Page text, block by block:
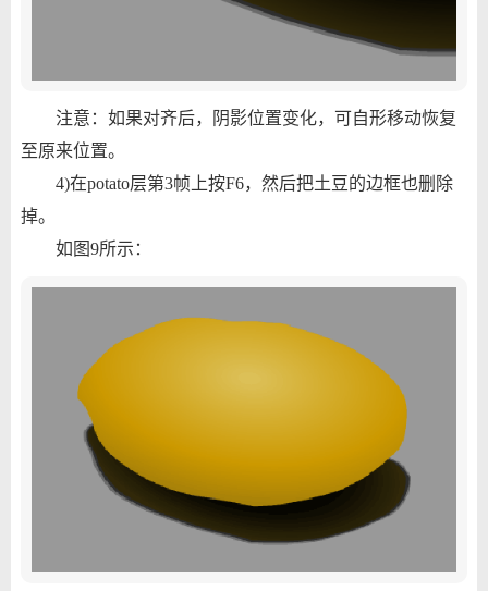
注意：如果对齐后，阴影位置变化，可自形移动恢复
至原来位置。
4)在potato层第3帧上按F6，然后把土豆的边框也删除
掉。
如图9所示：